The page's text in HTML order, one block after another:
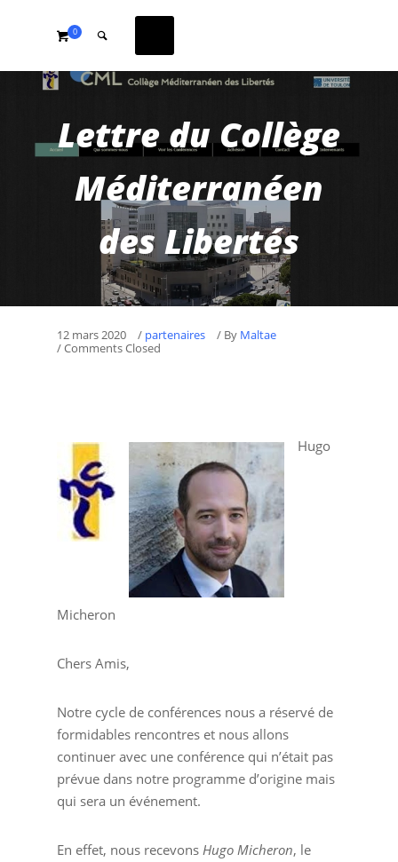
0
Lettre du Collège
Méditerranéen
des Libertés
12 mars 2020 / partenaires / By Maltae
/ Comments Closed
Hugo
Micheron
Chers Amis,
Notre cycle de conférences nous a réservé de
formidables rencontres et nous allons
continuer avec une conférence qui n’était pas
prévue dans notre programme d’origine mais
qui sera un événement.
En effet, nous recevons Hugo Micheron, le